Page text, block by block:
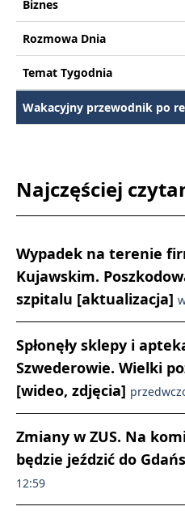
Biznes
Rozmowa Dnia
Temat Tygodnia
Wakacyjny przewodnik po
Najczęściej
Wypadek na terenie
Kujawskim.
szpitalu [aktualizacja]
Spłonęły sklepy i
Szwederowie. Wielki
[wideo, zdjęcia]
Zmiany w ZUS. Na
będzie jeździć do
12:59